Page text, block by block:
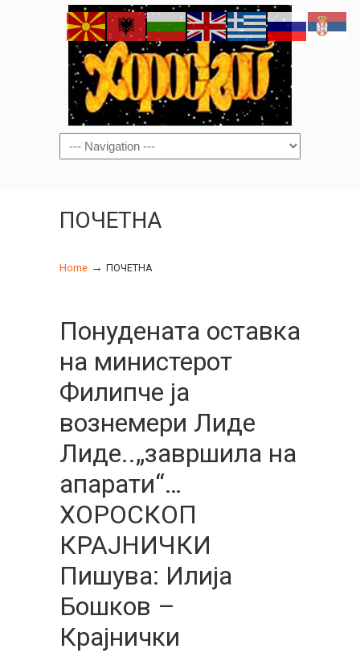
Navigation
ПОЧЕТНА
Home → ПОЧЕТНА
Понудената оставка
на министерот
Филипче ја
вознемери Лиде
Лиде..„завршила на
апарати“…
ХОРОСКОП
КРАЈНИЧКИ
Пишува: Илија
Бошков –
Крајнички